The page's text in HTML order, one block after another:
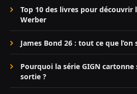
Top 10 des livres pour découvrir
Werber
James Bond 26 : tout ce que
Pourquoi la série GIGN
sortie ?